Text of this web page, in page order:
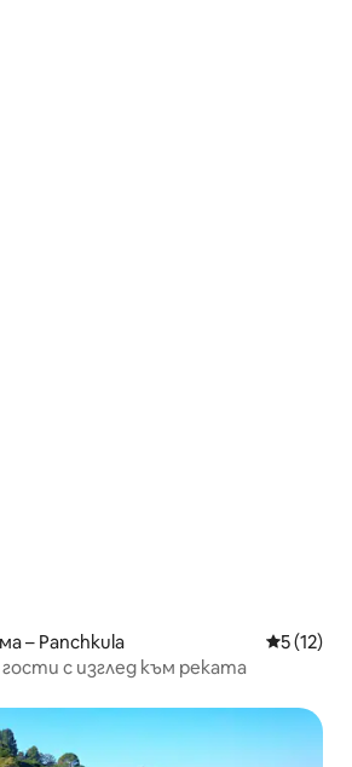
– Panchkula Средна
5 (12)
с изглед към реката